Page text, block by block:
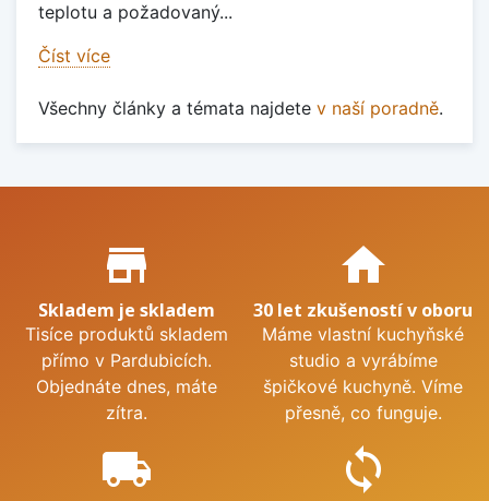
teplotu a požadovaný...
Číst více
Všechny články a témata najdete v naší poradně.
Proč nakupovat u nás?
store_mall_directory
Skladem je skladem
Tisíce produktů skladem
přímo v Pardubicích.
Objednáte dnes, máte
zítra.
home
30 let zkušeností v oboru
Máme vlastní kuchyňské
studio a vyrábíme
špičkové kuchyně. Víme
přesně, co funguje.
local_shipping sync